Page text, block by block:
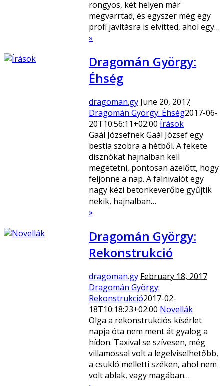
rongyos, két helyen már
megvarrtad, és egyszer még egy
profi javításra is elvitted, ahol egy…
»
Dragomán György:
Éhség
dragoman.gy June 20, 2017
Dragomán György: Éhség2017-06-
20T10:56:11+02:00 Írások
Gaál Józsefnek Gaál József egy
bestia szobra a hétből. A fekete
disznókat hajnalban kell
megetetni, pontosan azelőtt, hogy
feljönne a nap. A falnivalót egy
nagy kézi betonkeverőbe gyűjtik
nekik, hajnalban…
»
Dragomán György:
Rekonstrukció
dragoman.gy February 18, 2017
Dragomán György:
Rekonstrukció2017-02-
18T10:18:23+02:00 Novellák
Olga a rekonstrukciós kísérlet
napja óta nem ment át gyalog a
hídon. Taxival se szívesen, még
villamossal volt a legelviselhetőbb,
a csukló melletti széken, ahol nem
volt ablak, vagy magában…